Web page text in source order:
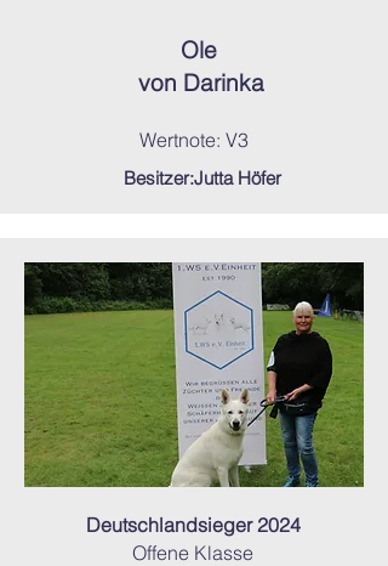
Ole
von Darinka
Wertnote: V3
Besitzer:Jutta Höfer
Deutschlandsieger 2024
Offene Klasse